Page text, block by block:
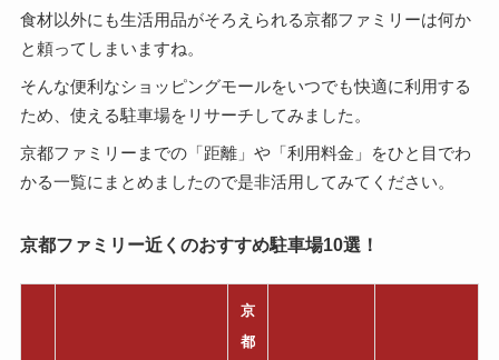
食材以外にも生活用品がそろえられる京都ファミリーは何か
と頼ってしまいますね。
そんな便利なショッピングモールをいつでも快適に利用する
ため、使える駐車場をリサーチしてみました。
京都ファミリーまでの「距離」や「利用料金」をひと目でわ
かる一覧にまとめましたので是非活用してみてください。
京都ファミリー近くのおすすめ駐車場10選！
京
都